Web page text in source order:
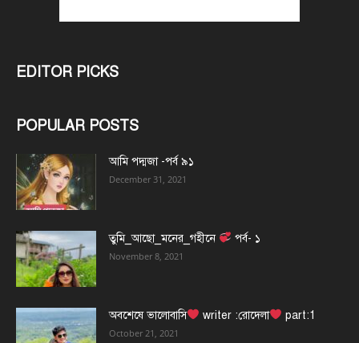
EDITOR PICKS
POPULAR POSTS
আমি পদ্মজা -পর্ব ৯১
December 31, 2021
তুমি_আছো_মনের_গহীনে পর্ব- ১
November 8, 2021
অবশেষে ভালোবাসি writer :রোদেলা part:1
October 21, 2021